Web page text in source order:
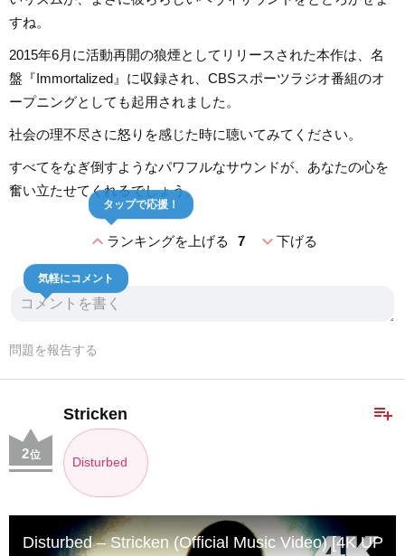
すね。
2015年6月に活動再開の狼煙としてリリースされた本作は、名
盤『Immortalized』に収録され、CBSスポーツラジオ番組のオ
ープニングとしても起用されました。
社会の理不尽さに怒りを感じた時に聴いてみてください。
すべてをなぎ倒すようなパワフルなサウンドが、あなたの心を
奮い立たせてくれるでしょう。
expand_lessランキングを上げる 7
タップで応援！
expand_more下げる
気軽にコメント
問題を報告する
playlist_add
Stricken
Disturbed
2位
Disturbed – Stricken (Official Music Video) [4K